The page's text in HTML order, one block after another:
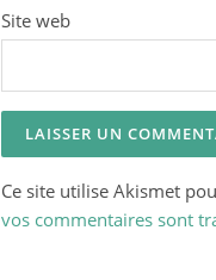
Site web
Ce site utilise Akismet
vos commentaires sont